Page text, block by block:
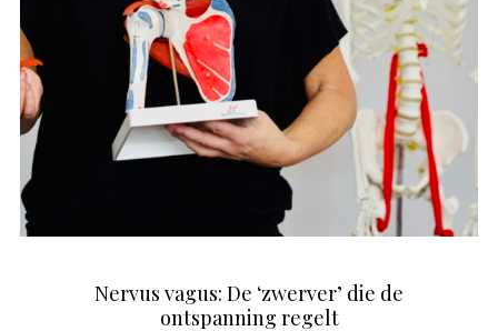
Nervus vagus: De ‘zwerver’ die de
ontspanning regelt